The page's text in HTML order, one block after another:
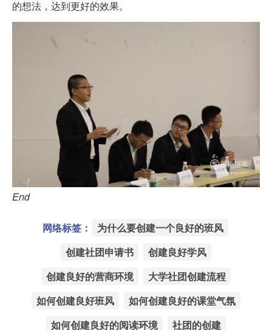
的想法，达到更好的效果。
End
网络标签：
为什么要创建一个良好的班风
创建社团申请书
创建良好学风
创建良好的营商环境
大学社团创建流程
如何创建良好班风
如何创建良好的课堂气氛
如何创建良好的阅读环境
社团的创建